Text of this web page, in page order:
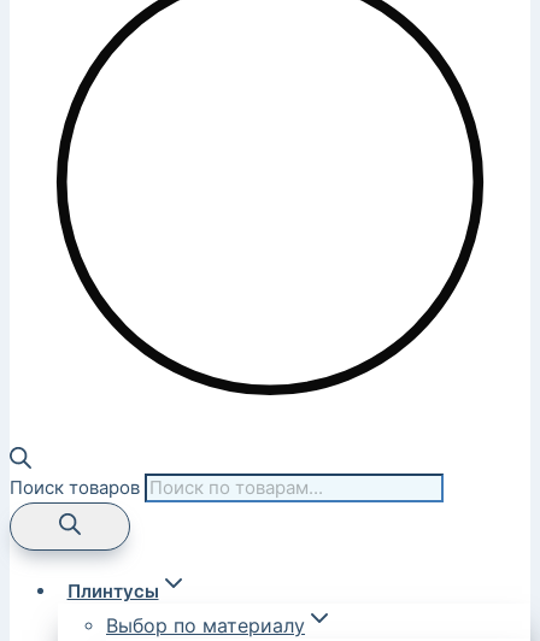
Поиск товаров
Плинтусы
Выбор по материалу